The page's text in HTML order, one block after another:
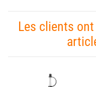
Les clients